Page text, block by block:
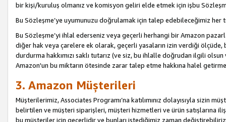
bir kişi/kuruluş olmanız ve komisyon geliri elde etmek için işbu
Bu Sözleşme’ye uyumunuzu doğrulamak için talep edebileceğimiz
Bu Sözleşme’yi ihlal ederseniz veya geçerli herhangi bir Amazon
diğer hak veya çarelere ek olarak, geçerli yasaların izin verdiği
durdurma hakkımızı saklı tutarız (ve siz, bu ihlalle doğrudan ilgili
Amazon'un bu miktarın ötesinde zarar talep etme hakkına halel
3. Amazon Müşterileri
Müşterilerimiz, Associates Programı’na katılımınız dolayısıyla sizin
belirtilen ve müşteri siparişleri, müşteri hizmetleri ve ürün satışlarına
bu müşteriler için geçerlidir ve bunları istediğimiz zaman